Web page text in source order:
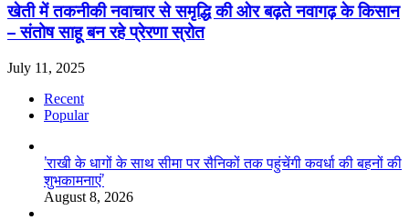
खेती में तकनीकी नवाचार से समृद्धि की ओर बढ़ते नवागढ़ के किसान
– संतोष साहू बन रहे प्रेरणा स्रोत
July 11, 2025
Recent
Popular
’राखी के धागों के साथ सीमा पर सैनिकों तक पहुंचेंगी कवर्धा की बहनों की
शुभकामनाएं’
August 8, 2026